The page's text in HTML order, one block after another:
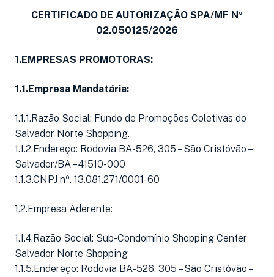
CERTIFICADO DE AUTORIZAÇÃO SPA/MF Nº
02.050125/2026
1.EMPRESAS PROMOTORAS:
1.1.Empresa Mandatária:
1.1.1.Razão Social: Fundo de Promoções Coletivas do
Salvador Norte Shopping.
1.1.2.Endereço: Rodovia BA-526, 305 – São Cristóvão –
Salvador/BA – 41510-000
1.1.3.CNPJ nº. 13.081.271/0001-60
1.2.Empresa Aderente:
1.1.4.Razão Social: Sub-Condomínio Shopping Center
Salvador Norte Shopping
1.1.5.Endereço: Rodovia BA-526, 305 – São Cristóvão –